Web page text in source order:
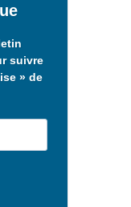
suivre
» de